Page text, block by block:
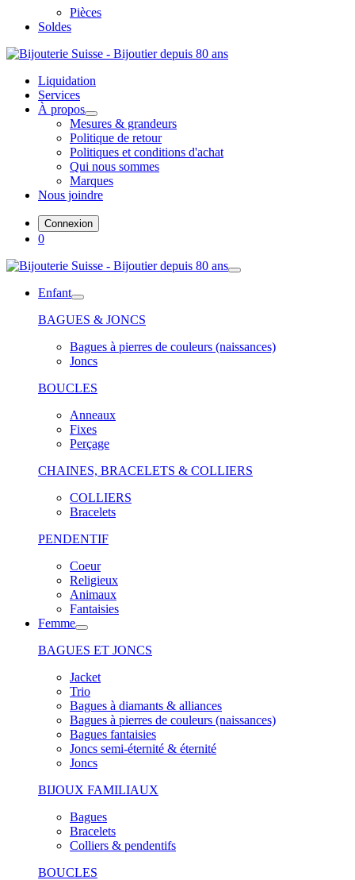
Pièces
Soldes
Liquidation
Services
À propos
Mesures & grandeurs
Politique de retour
Politiques et conditions d'achat
Qui nous sommes
Marques
Nous joindre
Connexion
0
Enfant
BAGUES & JONCS
Bagues à pierres de couleurs (naissances)
Joncs
BOUCLES
Anneaux
Fixes
Perçage
CHAINES, BRACELETS & COLLIERS
COLLIERS
Bracelets
PENDENTIF
Coeur
Religieux
Animaux
Fantaisies
Femme
BAGUES ET JONCS
Jacket
Trio
Bagues à diamants & alliances
Bagues à pierres de couleurs (naissances)
Bagues fantaisies
Joncs semi-éternité & éternité
Joncs
BIJOUX FAMILIAUX
Bagues
Bracelets
Colliers & pendentifs
BOUCLES